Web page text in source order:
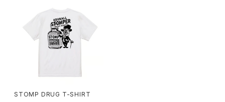
STOMP DRUG T-SHIRT